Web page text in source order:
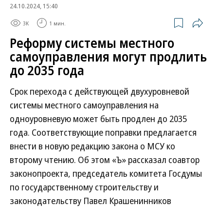
24.10.2024, 15:40
3K 1 мин.
Реформу системы местного
самоуправления могут продлить
до 2035 года
Срок перехода с действующей двухуровневой
системы местного самоуправления на
одноуровневую может быть продлен до 2035
года. Соответствующие поправки предлагается
внести в новую редакцию закона о МСУ ко
второму чтению. Об этом «Ъ» рассказал соавтор
законопроекта, председатель комитета Госдумы
по государственному строительству и
законодательству Павел Крашенинников